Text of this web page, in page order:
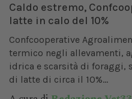
Caldo estremo,
latte in calo del 10%
Confcooperative
termico negli allevamenti,
idrica e scarsità di foraggi,
di latte di circa il 10%...